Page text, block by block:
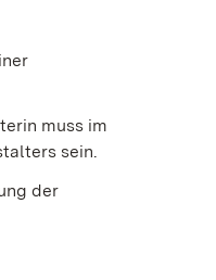
muss im
sein.
der